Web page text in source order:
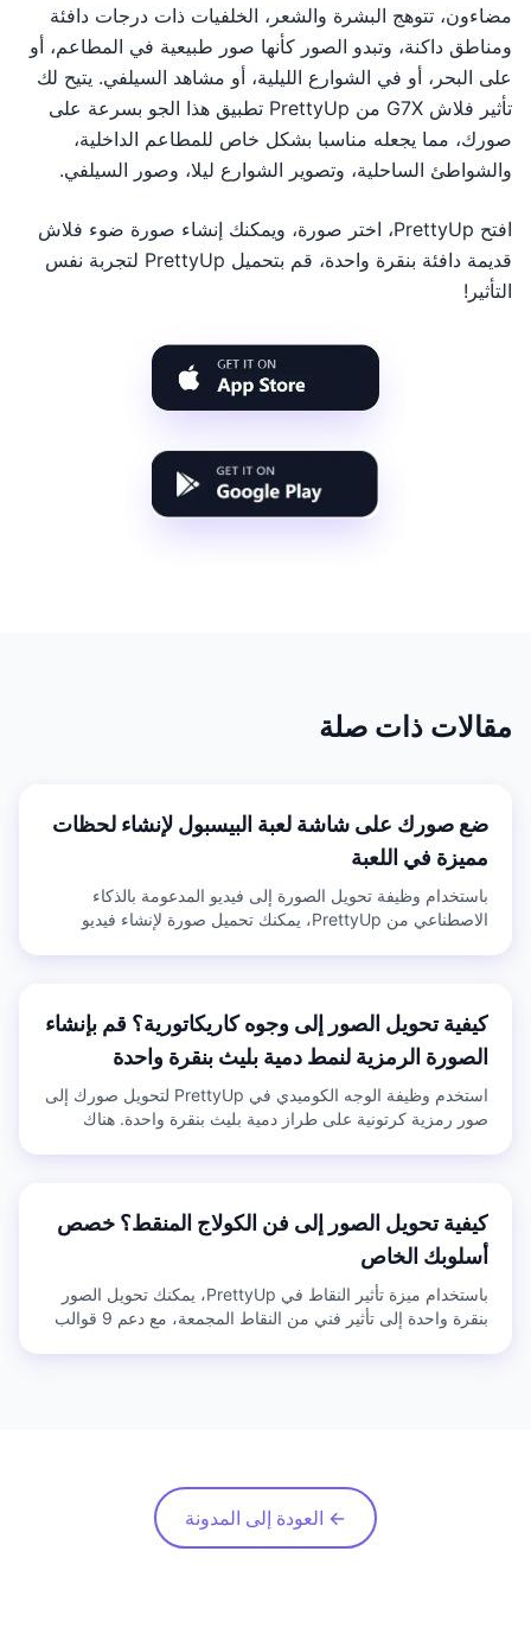
مضاءون، تتوهج البشرة والشعر، الخلفيات ذات درجات دافئة
ومناطق داكنة، وتبدو الصور كأنها صور طبيعية في المطاعم، أو
على البحر، أو في الشوارع الليلية، أو مشاهد السيلفي. يتيح لك
تأثير فلاش G7X من PrettyUp تطبيق هذا الجو بسرعة على
صورك، مما يجعله مناسبا بشكل خاص للمطاعم الداخلية،
والشواطئ الساحلية، وتصوير الشوارع ليلا، وصور السيلفي.
افتح PrettyUp، اختر صورة، ويمكنك إنشاء صورة ضوء فلاش
قديمة دافئة بنقرة واحدة، قم بتحميل PrettyUp لتجربة نفس
التأثير!
مقالات ذات صلة
ضع صورك على شاشة لعبة البيسبول لإنشاء لحظات
مميزة في اللعبة
باستخدام وظيفة تحويل الصورة إلى فيديو المدعومة بالذكاء
الاصطناعي من PrettyUp، يمكنك تحميل صورة لإنشاء فيديو
كيفية تحويل الصور إلى وجوه كاريكاتورية؟ قم بإنشاء
الصورة الرمزية لنمط دمية بليث بنقرة واحدة
استخدم وظيفة الوجه الكوميدي في PrettyUp لتحويل صورك إلى
صور رمزية كرتونية على طراز دمية بليث بنقرة واحدة. هناك
كيفية تحويل الصور إلى فن الكولاج المنقط؟ خصص
أسلوبك الخاص
باستخدام ميزة تأثير النقاط في PrettyUp، يمكنك تحويل الصور
بنقرة واحدة إلى تأثير فني من النقاط المجمعة، مع دعم 9 قوالب
← العودة إلى المدونة